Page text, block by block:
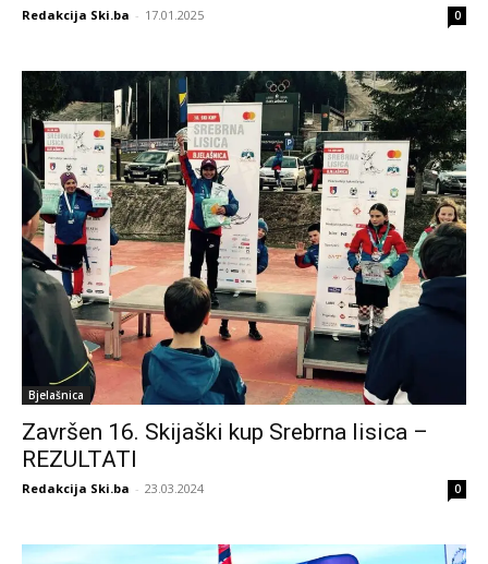
Redakcija Ski.ba - 17.01.2025 0
Bjelašnica
Završen 16. Skijaški kup Srebrna lisica –
REZULTATI
Redakcija Ski.ba - 23.03.2024 0